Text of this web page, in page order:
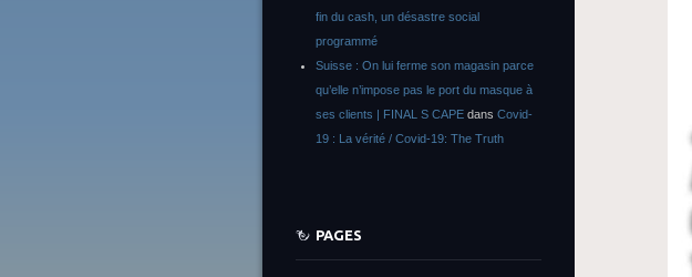
fin du cash, un désastre social
programmé
Suisse : On lui ferme son magasin parce
qu’elle n’impose pas le port du masque à
ses clients | FINAL S CAPE dans Covid-
19 : La vérité / Covid-19: The Truth
PAGES